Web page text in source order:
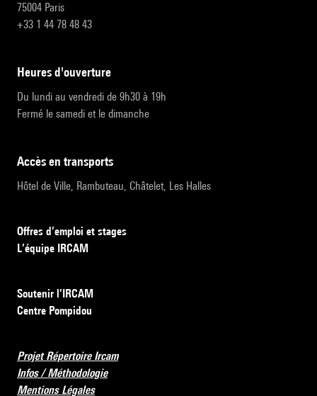
75004 Paris
+33 1 44 78 48 43
heures d'ouverture
Du lundi au vendredi de 9h30 à 19h
Fermé le samedi et le dimanche
accès en transports
Hôtel de Ville, Rambuteau, Châtelet, Les Halles
Offres d’emploi et stages
L’équipe IRCAM
Soutenir l’IRCAM
Centre Pompidou
Projet Répertoire Ircam
Infos / Méthodologie
Mentions Légales